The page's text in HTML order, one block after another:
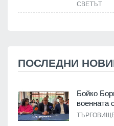
СВЕТЪТ
ПОСЛЕДНИ
Бойко
военната